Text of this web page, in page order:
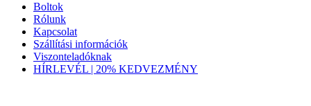
Boltok
Rólunk
Kapcsolat
Szállítási információk
Viszonteladóknak
HÍRLEVÉL | 20% KEDVEZMÉNY